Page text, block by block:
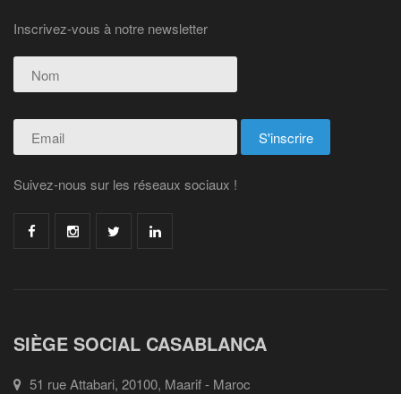
Inscrivez-vous à notre newsletter
Suivez-nous sur les réseaux sociaux !
SIÈGE SOCIAL CASABLANCA
51 rue Attabari, 20100, Maarif - Maroc